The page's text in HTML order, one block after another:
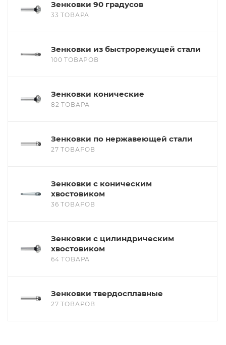
Зенковки 90 градусов
33 ТОВАРА
Зенковки из быстрорежущей стали
100 ТОВАРОВ
Зенковки конические
82 ТОВАРА
Зенковки по нержавеющей стали
27 ТОВАРОВ
Зенковки с коническим
хвостовиком
36 ТОВАРОВ
Зенковки с цилиндрическим
хвостовиком
64 ТОВАРА
Зенковки твердосплавные
27 ТОВАРОВ